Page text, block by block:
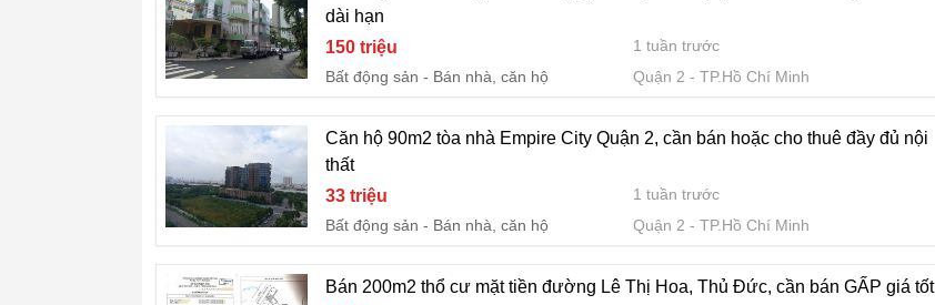
dài hạn
150 triệu
1 tuần trước
Bất động sản
Bán nhà, căn hộ Quận 2 TP.Hồ Chí Minh
Căn hộ 90m2 tòa nhà Empire City Quận 2, cần bán hoặc cho thuê đầy đủ nội
thất
33 triệu
1 tuần trước
Bất động sản
Bán nhà, căn hộ Quận 2 TP.Hồ Chí Minh
Bán 200m2 thổ cư mặt tiền đường Lê Thị Hoa, Thủ Đức, cần bán GẤP giá tốt